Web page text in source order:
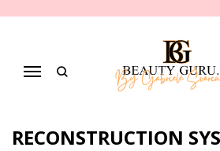
Navigacija
Pagrindinis PREKIŲ KATEGORIJOS
ZOLA LAMINAVIMO
RECONSTRUCTION